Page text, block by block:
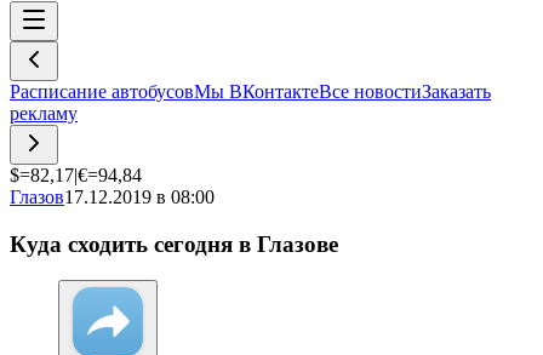
Расписание автобусовМы ВКонтактеВсе новостиЗаказать
рекламу
$=82,17|€=94,84
Глазов17.12.2019 в 08:00
Куда сходить сегодня в Глазове